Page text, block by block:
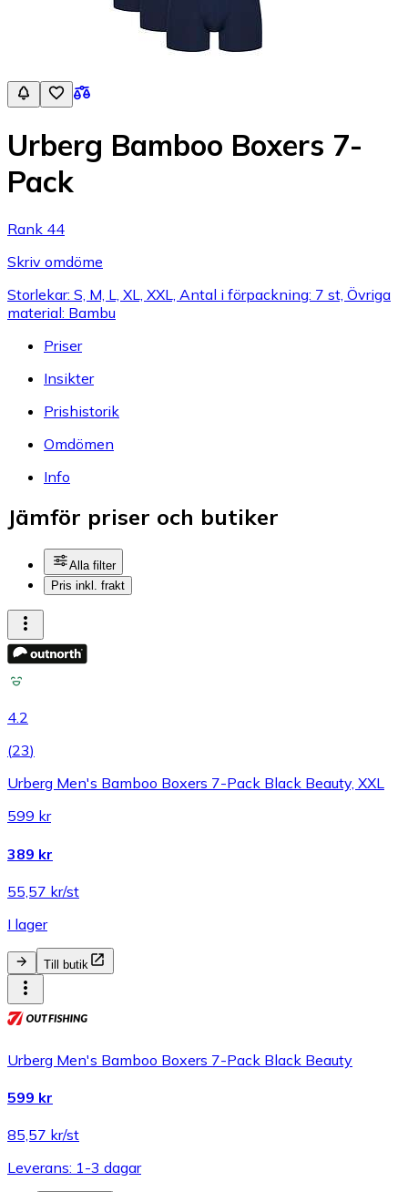
Urberg Bamboo Boxers 7-
Pack
Rank 44
Skriv omdöme
Storlekar: S, M, L, XL, XXL, Antal i förpackning: 7 st, Övriga
material: Bambu
Priser
Insikter
Prishistorik
Omdömen
Info
Jämför priser och butiker
Alla filter
Pris inkl. frakt
4.2
(23)
Urberg Men's Bamboo Boxers 7-Pack Black Beauty, XXL
599 kr
389 kr
55,57 kr/st
I lager
Till butik
Urberg Men's Bamboo Boxers 7-Pack Black Beauty
599 kr
85,57 kr/st
Leverans: 1-3 dagar